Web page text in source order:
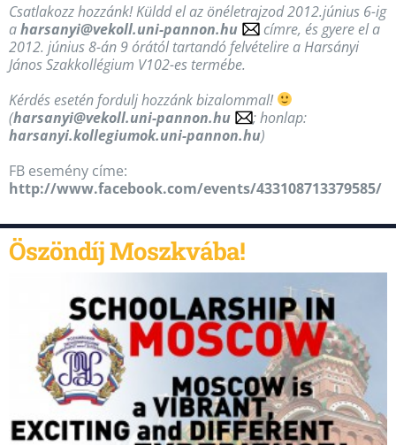
Csatlakozz hozzánk! Küldd el az önéletrajzod 2012.június 6-ig
aharsanyi@vekoll.uni-pannon.hu
címre, és gyere el a
2012. június 8-án 9 órától tartandó felvételire a Harsányi
János Szakkollégium V102-es termébe.
Kérdés esetén fordulj hozzánk bizalommal!
(harsanyi@vekoll.uni-pannon.hu
; honlap:
harsanyi.kollegiumok.uni-pannon.hu)
FB esemény címe:
http://www.facebook.com/events/433108713379585/
Öszöndíj Moszkvába!